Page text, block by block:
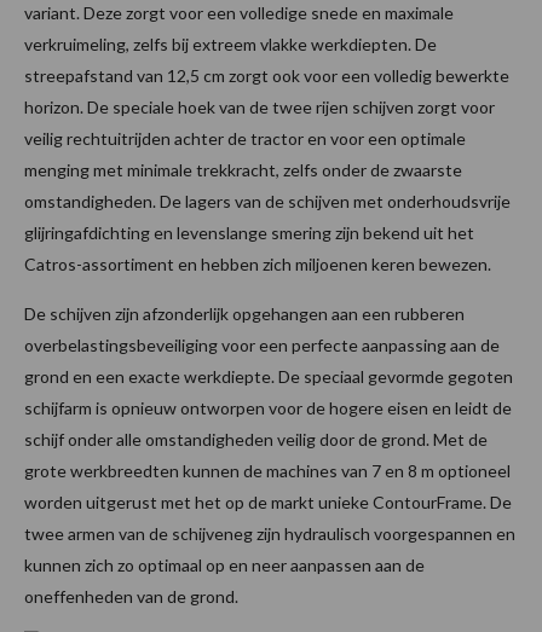
variant. Deze zorgt voor een volledige snede en maximale
verkruimeling, zelfs bij extreem vlakke werkdiepten. De
streepafstand van 12,5 cm zorgt ook voor een volledig bewerkte
horizon. De speciale hoek van de twee rijen schijven zorgt voor
veilig rechtuitrijden achter de tractor en voor een optimale
menging met minimale trekkracht, zelfs onder de zwaarste
omstandigheden. De lagers van de schijven met onderhoudsvrije
glijringafdichting en levenslange smering zijn bekend uit het
Catros-assortiment en hebben zich miljoenen keren bewezen.
De schijven zijn afzonderlijk opgehangen aan een rubberen
overbelastingsbeveiliging voor een perfecte aanpassing aan de
grond en een exacte werkdiepte. De speciaal gevormde gegoten
schijfarm is opnieuw ontworpen voor de hogere eisen en leidt de
schijf onder alle omstandigheden veilig door de grond. Met de
grote werkbreedten kunnen de machines van 7 en 8 m optioneel
worden uitgerust met het op de markt unieke ContourFrame. De
twee armen van de schijveneg zijn hydraulisch voorgespannen en
kunnen zich zo optimaal op en neer aanpassen aan de
oneffenheden van de grond.